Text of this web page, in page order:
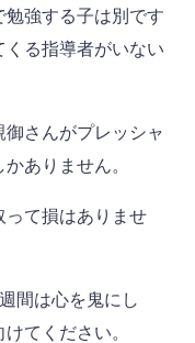
強する子は別です
る指導者がいない
さんがプレッシャ
ありません。
て損はありませ
間は心を鬼にし
てください。